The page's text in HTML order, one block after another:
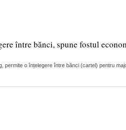
între bănci, spune fostul
o înțelegere între bănci (cartel) pentru